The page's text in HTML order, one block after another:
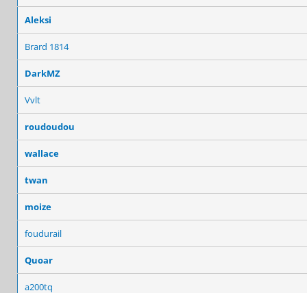
Aleksi
Brard 1814
DarkMZ
Vvlt
roudoudou
wallace
twan
moize
foudurail
Quoar
a200tq